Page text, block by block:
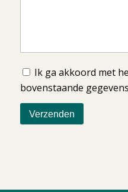
Ik ga akkoord met
bovenstaande